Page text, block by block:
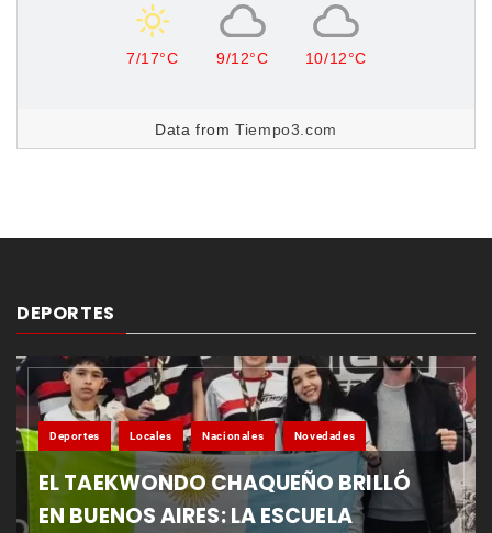
7/17°C 9/12°C 10/12°C
Data fromTiempo3.com
DEPORTES
Deportes Locales Nacionales Novedades
EL TAEKWONDO CHAQUEÑO BRILLÓ
EN BUENOS AIRES: LA ESCUELA